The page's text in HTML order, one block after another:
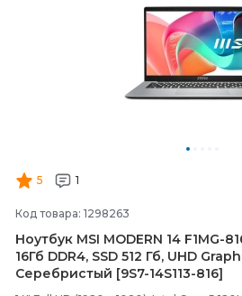
5 1
Код товара: 1298263
Ноутбук MSI MODERN 14 F1MG-
16Гб DDR4, SSD 512 Гб, UHD
Серебристый [9S7-14S113-816]